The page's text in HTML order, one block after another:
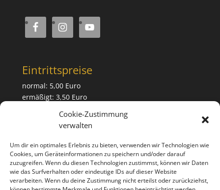
Cookie-Zustimmung
verwalten
Um dir ein optimales Erlebnis zu bieten, verwenden wir Technologien wie
Cookies, um Geräteinformationen zu speichern und/oder darauf
zuzugreifen. Wenn du diesen Technologien zustimmst, können wir Daten
wie das Surfverhalten oder eindeutige IDs auf dieser Website
verarbeiten. Wenn du deine Zustimmung nicht erteilst oder zurückziehst,
Eintrittspreise
normal: 5,00 Euro
ermäßigt: 3,50 Euro
Die Eintrittspreise für Sonder-veranstaltungen
entnehmen Sie bitte den jeweiligen Ankündigungen.
Links
Impressum